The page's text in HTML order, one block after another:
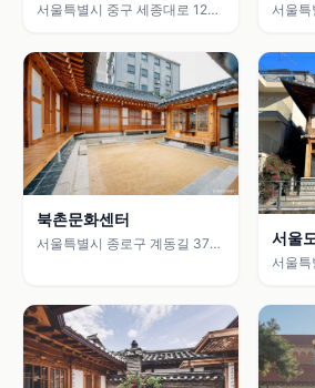
서울특별시 중구 세종대로 125
서울
북촌문화센터
서울특별시 종로구 계동길 37
서울
악산)
서울